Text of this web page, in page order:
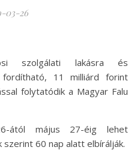
03-26
szolgálati lakásra és
fordítható, 11 milliárd forint
folytatódik a Magyar Falu
ától május 27-éig lehet
60 nap alatt elbírálják.